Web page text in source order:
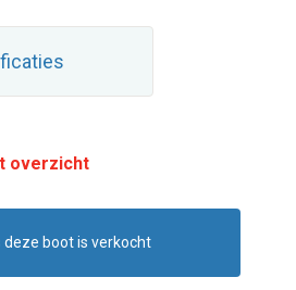
overzicht
deze boot is verkocht